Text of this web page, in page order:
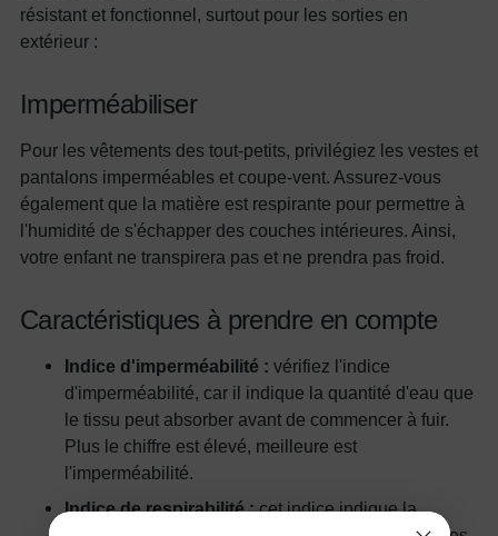
résistant et fonctionnel, surtout pour les sorties en
extérieur :
Imperméabiliser
Pour les vêtements des tout-petits, privilégiez les vestes et
pantalons imperméables et coupe-vent. Assurez-vous
également que la matière est respirante pour permettre à
l'humidité de s'échapper des couches intérieures. Ainsi,
votre enfant ne transpirera pas et ne prendra pas froid.
Caractéristiques à prendre en compte
Indice d'imperméabilité : vérifiez l'indice
d'imperméabilité, car il indique la quantité d'eau que
le tissu peut absorber avant de commencer à fuir.
Plus le chiffre est élevé, meilleure est
l'imperméabilité.
Indice de respirabilité :cet indice indique la